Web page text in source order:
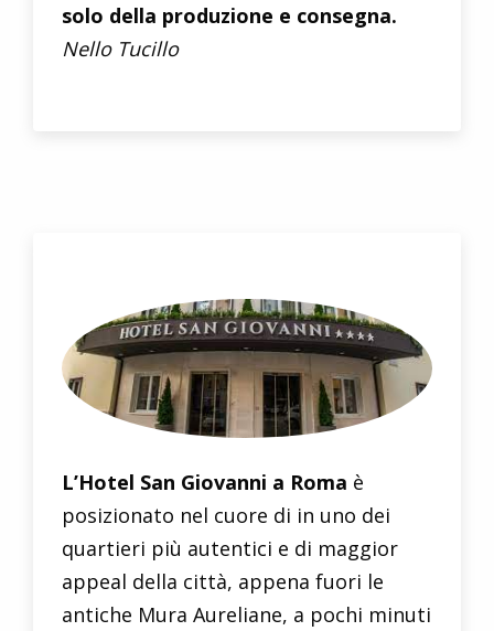
solo della produzione e consegna.
Nello Tucillo
L’Hotel San Giovanni a Roma è
posizionato nel cuore di in uno dei
quartieri più autentici e di maggior
appeal della città, appena fuori le
antiche Mura Aureliane, a pochi minuti